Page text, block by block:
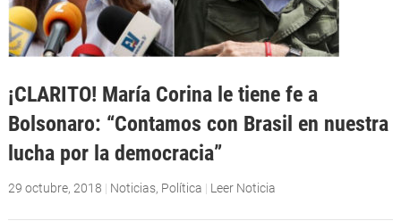
¡CLARITO! María Corina le tiene fe a
Bolsonaro: “Contamos con Brasil en nuestra
lucha por la democracia”
29 octubre, 2018 | Noticias, Política | Leer Noticia